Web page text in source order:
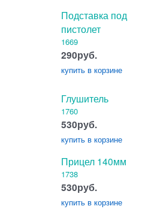
Подставка под
пистолет
1669
290руб.
купить в корзине
Глушитель
1760
530руб.
купить в корзине
Прицел 140мм
1738
530руб.
купить в корзине